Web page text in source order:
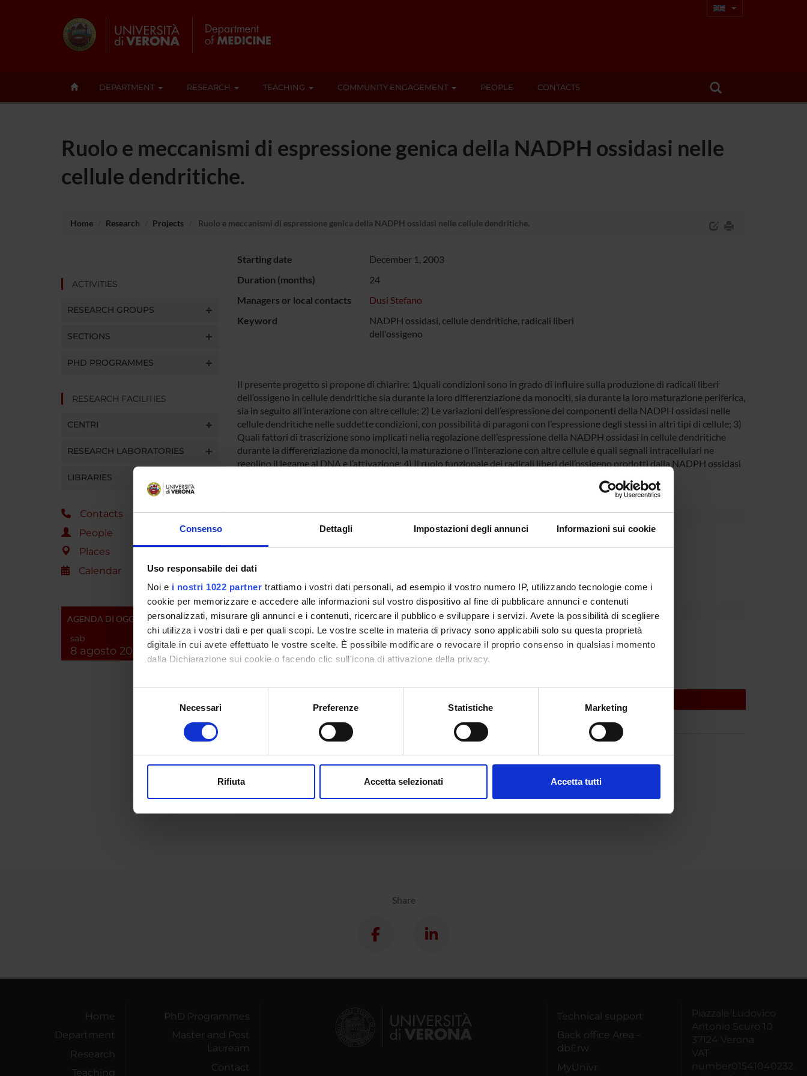
Consenso Dettagli Impostazioni degli annunci Informazioni sui cookie
Uso responsabile dei dati
Noi e i nostri 1022 partner trattiamo i vostri dati personali, ad esempio il vostro numero IP, utilizzando tecnologie come i
cookie per memorizzare e accedere alle informazioni sul vostro dispositivo al fine di pubblicare annunci e contenuti
personalizzati, misurare gli annunci e i contenuti, ricercare il pubblico e sviluppare i servizi. Avete la possibilità di scegliere
chi utilizza i vostri dati e per quali scopi. Le vostre scelte in materia di privacy sono applicabili solo su questa proprietà
digitale in cui avete effettuato le vostre scelte. È possibile modificare o revocare il proprio consenso in qualsiasi momento
dalla Dichiarazione sui cookie o facendo clic sull'icona di attivazione della privacy.
Con il tuo consenso, vorremmo anche:
raccogliere informazioni sulla tua posizione geografica, con un'approssimazione di qualche metro,
digitali).
modificare o ritirare il tuo consenso in qualsiasi momento dalla Dichiarazione sui cookie.
Necessari Preferenze Statistiche Marketing
Rifiuta Accetta selezionati Accetta tutti
DEPARTMENT RESEARCH TEACHING COMMUNITY ENGAGEMENT PEOPLE CONTACTS
Ruolo e meccanismi di espressione genica della NADPH ossidasi nelle
cellule dendritiche.
Home Research Projects Ruolo e meccanismi di espressione genica della NADPH ossidasi nelle cellule dendritiche.
ACTIVITIES
RESEARCH GROUPS
SECTIONS
PHD PROGRAMMES
RESEARCH FACILITIES
CENTRI
RESEARCH LABORATORIES
LIBRARIES
Contacts
People
Places
Calendar
AGENDA DI OGGI
sab
8 agosto 2026
Starting date
December 1, 2003
Duration (months)
24
Managers or local contacts
Dusi Stefano
Keyword
NADPH ossidasi, cellule dendritiche, radicali liberi
dell'ossigeno
Il presente progetto si propone di chiarire: 1)quali condizioni sono in grado di influire sulla produzione di radicali liberi
dell’ossigeno in cellule dendritiche sia durante la loro differenziazione da monociti, sia durante la loro maturazione periferica,
sia in seguito all’interazione con altre cellule; 2) Le variazioni dell’espressione dei componenti della NADPH ossidasi nelle
cellule dendritiche nelle suddette condizioni, con possibilità di paragoni con l’espressione degli stessi in altri tipi di cellule; 3)
Quali fattori di trascrizione sono implicati nella regolazione dell’espressione della NADPH ossidasi in cellule dendritiche
durante la differenziazione da monociti, la maturazione o l’interazione con altre cellule e quali segnali intracellulari ne
regolino il legame al DNA e l’attivazione; 4) Il ruolo funzionale dei radicali liberi dell’ossigeno prodotti dalla NADPH ossidasi
SPONSORS:
Ricerca
PROJECT PARTICIPANTS
Marta Donini
Technical-administrative
staff
Stefano Dusi
General Pathology Section
Attachments
Share
Home
Department
Research
Teaching
PhD Programmes
Master and Post
Lauream
Contact
Technical support
Back office Area -
dbErw
MyUnivr
Piazzale Ludovico
Antonio Scuro 10
37124 Verona
VAT
number01541040232